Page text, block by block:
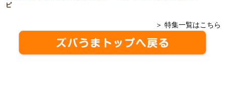
ピ
＞ 特集一覧はこちら